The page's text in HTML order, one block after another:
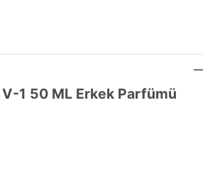
1 50 ML Erkek Parfümü